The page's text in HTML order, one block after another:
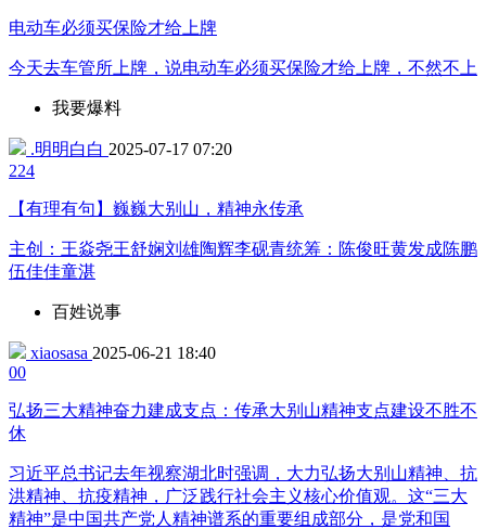
电动车必须买保险才给上牌
今天去车管所上牌，说电动车必须买保险才给上牌，不然不上
我要爆料
.明明白白 2025-07-17 07:20
224
【有理有句】巍巍大别山，精神永传承
主创：王焱尧王舒娴刘雄陶辉李砚青统筹：陈俊旺黄发成陈鹏
伍佳佳童湛
百姓说事
xiaosasa 2025-06-21 18:40
00
弘扬三大精神奋力建成支点：传承大别山精神支点建设不胜不
休
习近平总书记去年视察湖北时强调，大力弘扬大别山精神、抗
洪精神、抗疫精神，广泛践行社会主义核心价值观。这“三大
精神”是中国共产党人精神谱系的重要组成部分，是党和国